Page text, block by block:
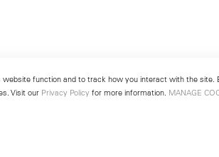
function and to track how you interact with the
Visit our Privacy Policy for more information. MANAGE